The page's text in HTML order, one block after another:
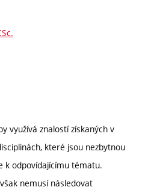
využívá znalostí získaných v
které jsou nezbytnou
k odpovídajícímu tématu.
nemusí následovat